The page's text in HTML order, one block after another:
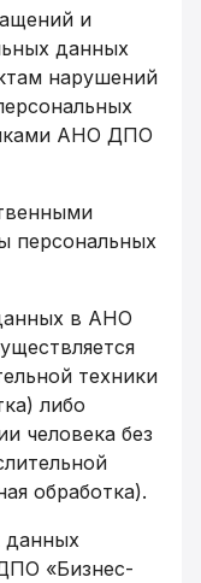
и
данных
нарушений
АНО ДПО
персональных
в АНО
техники
либо
человека без
обработка).
данных
«Бизнес-